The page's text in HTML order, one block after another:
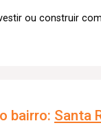
ou construir
bairro: Santa